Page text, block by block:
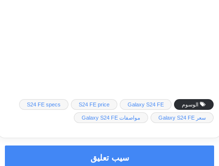
الوسوم Galaxy S24 FE
S24 FE price
S24 FE specs
سعر Galaxy S24 FE مواصفات Galaxy S24 FE
سيب تعليق